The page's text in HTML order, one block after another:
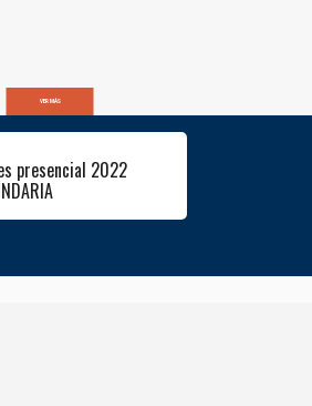
VER MÁS
presencial 2022